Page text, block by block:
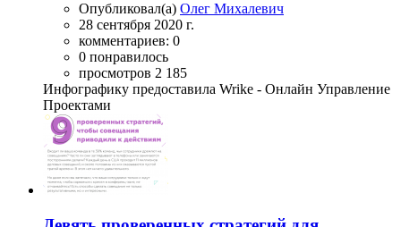
Опубликовал(а) Олег Михалевич
28 сентября 2020 г.
комментариев: 0
0 понравилось
просмотров 2 185
Инфографику предоставила Wrike - Онлайн Управление
Проектами